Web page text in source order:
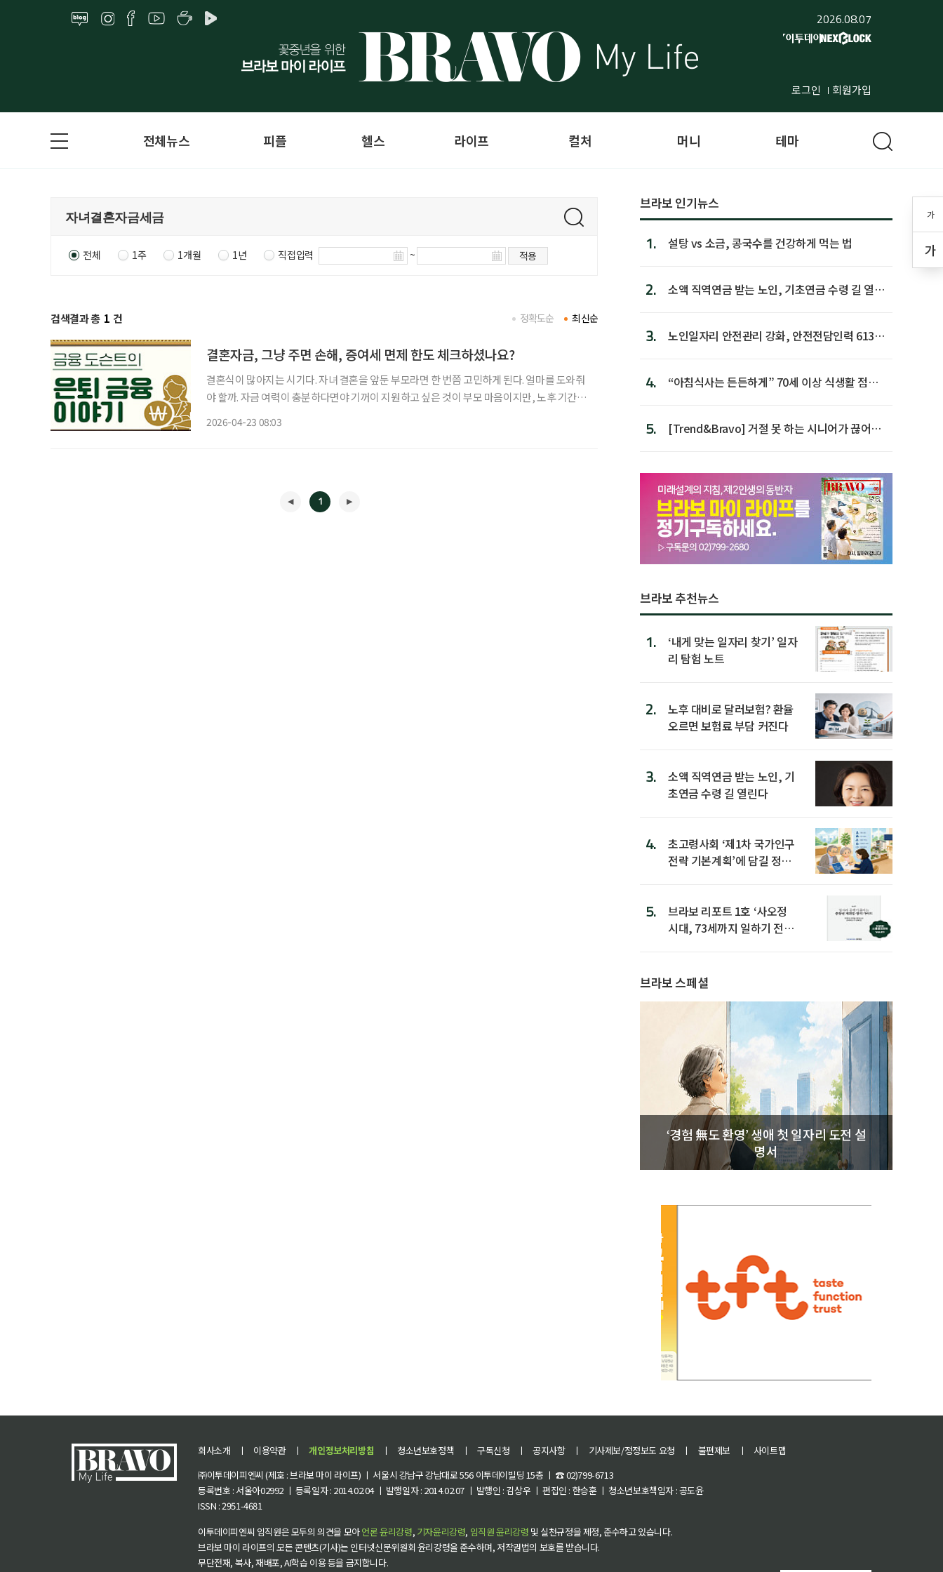
2026.08.07
로그인 회원가입
가
가
전체뉴스 피플 헬스 라이프 컬처 머니 테마
전체 1주 1개월 1년 직접입력 ~ 적용
검색결과 총 1 건 최신순
정확도순
결혼자금, 그냥 주면 손해, 증여세 면제 한도 체크하셨나요?
결혼식이 많아지는 시기다. 자녀 결혼을 앞둔 부모라면 한 번쯤 고민하게 된다. 얼마를 도와줘
야 할까. 자금 여력이 충분하다면야 기꺼이 지원하고 싶은 것이 부모 마음이지만, 노후 기간이
2026-04-23 08:03
1
브라보 인기뉴스
1. 설탕 vs 소금, 콩국수를 건강하게 먹는 법
2.
소액 직역연금 받는 노인, 기초연금 수령 길 열린
3.
노인일자리 안전관리 강화, 안전전담인력 613명
4.
“아침식사는 든든하게” 70세 이상 식생활 점수
5.
[Trend&Bravo] 거절 못 하는 시니어가 끊어야
브라보 추천뉴스
1.
‘내게 맞는 일자리 찾기’ 일자
리 탐험 노트
2.
노후 대비로 달러보험? 환율
오르면 보험료 부담 커진다
3.
소액 직역연금 받는 노인, 기
초연금 수령 길 열린다
4.
초고령사회 ‘제1차 국가인구
전략 기본계획’에 담길 정책
5.
브라보 리포트 1호 ‘사오정
시대, 73세까지 일하기 전략’
브라보 스페셜
‘경험 無도 환영’ 생애 첫 일자리 도전 설
명서
회사소개 ㅣ 이용약관 ㅣ 개인정보처리방침 ㅣ 청소년보호정책 ㅣ 구독신청 ㅣ 공지사항 ㅣ 기사제보/정정보도 요청 ㅣ 불편제보 ㅣ
사이트맵
㈜이투데이피엔씨 (제호 : 브라보 마이 라이프) ㅣ 서울시 강남구 강남대로 556 이투데이빌딩 15층 ㅣ ☎ 02)799-6713
등록번호 : 서울아02992 ㅣ 등록일자 : 2014.02.04 ㅣ 발행일자 : 2014.02.07 ㅣ 발행인 : 김상우 ㅣ 편집인 : 한승훈 ㅣ 청소년보호책임자 : 공도윤
ISSN : 2951-4681
이투데이피엔씨 임직원은 모두의 의견을 모아언론 윤리강령, 기자윤리강령, 임직원 윤리강령 및 실천규정을 제정, 준수하고 있습니다.
브라보 마이 라이프의 모든 콘텐츠(기사)는 인터넷신문위원회 윤리강령을 준수하며, 저작권법의 보호를 받습니다.
무단전재, 복사, 재배포, AI학습 이용 등을 금지합니다.